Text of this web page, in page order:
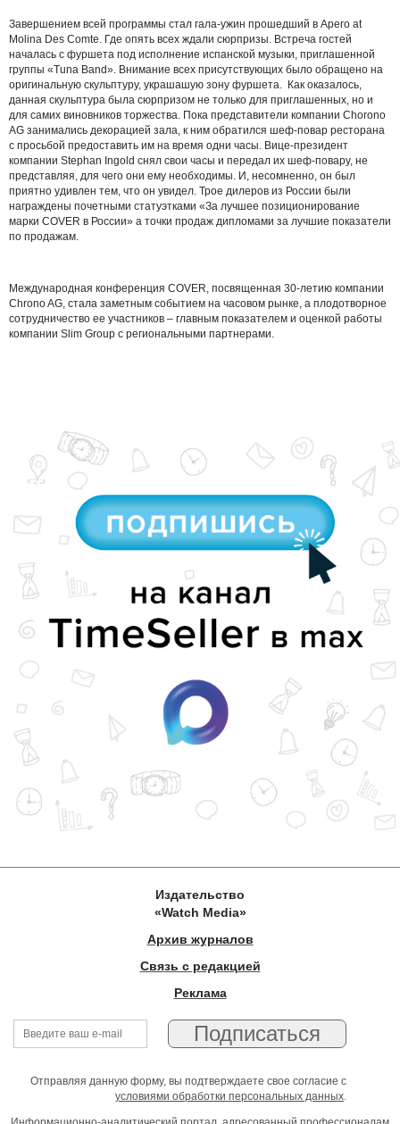
Завершением всей программы стал гала-ужин прошедший в Apero at
Molina Des Comte. Где опять всех ждали сюрпризы. Встреча гостей
началась с фуршета под исполнение испанской музыки, приглашенной
группы «Tuna Band». Внимание всех присутствующих было обращено на
оригинальную скульптуру, украшашую зону фуршета. Как оказалось,
данная скульптура была сюрпризом не только для приглашенных, но и
для самих виновников торжества. Пока представители компании Chorono
AG занимались декорацией зала, к ним обратился шеф-повар ресторана
с просьбой предоставить им на время одни часы. Вице-президент
компании Stephan Ingold снял свои часы и передал их шеф-повару, не
представляя, для чего они ему необходимы. И, несомненно, он был
приятно удивлен тем, что он увидел. Трое дилеров из России были
награждены почетными статуэтками «За лучшее позиционирование
марки COVER в России» а точки продаж дипломами за лучшие показатели
по продажам.
Международная конференция COVER, посвященная 30-летию компании
Chrono AG, стала заметным событием на часовом рынке, а плодотворное
сотрудничество ее участников – главным показателем и оценкой работы
компании Slim Group c региональными партнерами.
Издательство
«Watch Media»
Архив журналов
Связь с редакцией
Реклама
Отправляя данную форму, вы подтверждаете свое согласие с
условиями обработки персональных данных.